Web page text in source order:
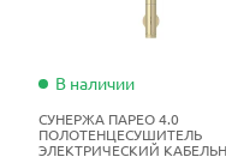
В наличии
СУНЕРЖА ПАРЕО 4.0
ПОЛОТЕНЦЕСУШИТЕЛЬ
ЭЛЕКТРИЧЕСКИЙ